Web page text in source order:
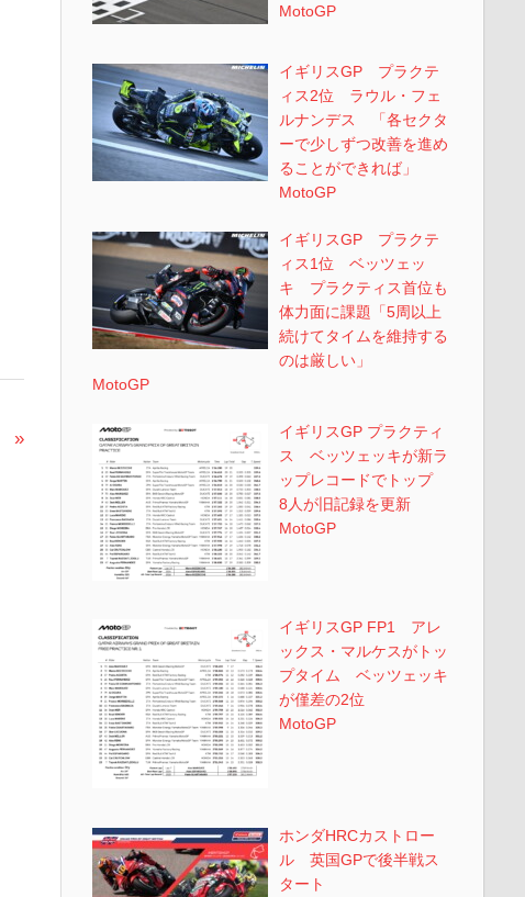
MotoGP
イギリスGP プラクテ
ィス2位 ラウル・フェ
ルナンデス 「各セクタ
ーで少しずつ改善を進め
ることができれば」
MotoGP
イギリスGP プラクテ
ィス1位 ベッツェッ
キ プラクティス首位も
体力面に課題「5周以上
続けてタイムを維持する
のは厳しい」
MotoGP
イギリスGP プラクティ
ス ベッツェッキが新ラ
ップレコードでトップ
8人が旧記録を更新
MotoGP
イギリスGP FP1 アレ
ックス・マルケスがトッ
プタイム ベッツェッキ
が僅差の2位
MotoGP
ホンダHRCカストロー
ル 英国GPで後半戦ス
タート